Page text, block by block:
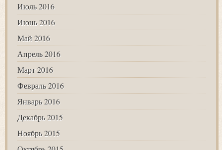
Июль 2016
Июнь 2016
Май 2016
Апрель 2016
Март 2016
Февраль 2016
Январь 2016
Декабрь 2015
Ноябрь 2015